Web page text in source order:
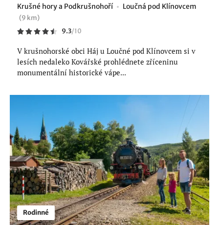
Krušné hory a Podkrušnohoří Loučná pod Klínovcem
(9 km)
9.3/10
V krušnohorské obci Háj u Loučné pod Klínovcem si v
lesích nedaleko Kovářské prohlédnete zříceninu
monumentální historické vápe...
Rodinné